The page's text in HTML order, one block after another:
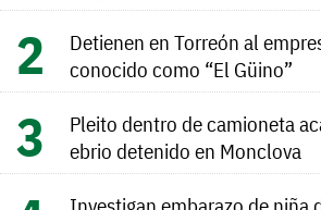
Detienen en Torreón al
conocido como “El Güino”
Pleito dentro de camioneta
ebrio detenido en Monclova